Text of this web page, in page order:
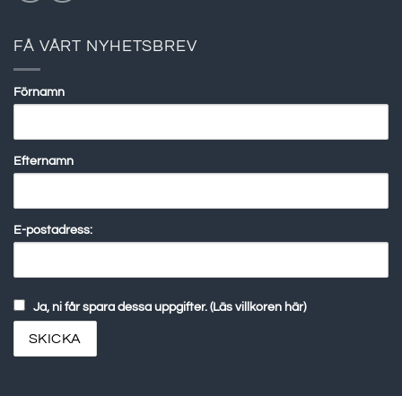
FÅ VÅRT NYHETSBREV
Förnamn
Efternamn
E-postadress:
Ja, ni får spara dessa uppgifter. (Läs villkoren här)